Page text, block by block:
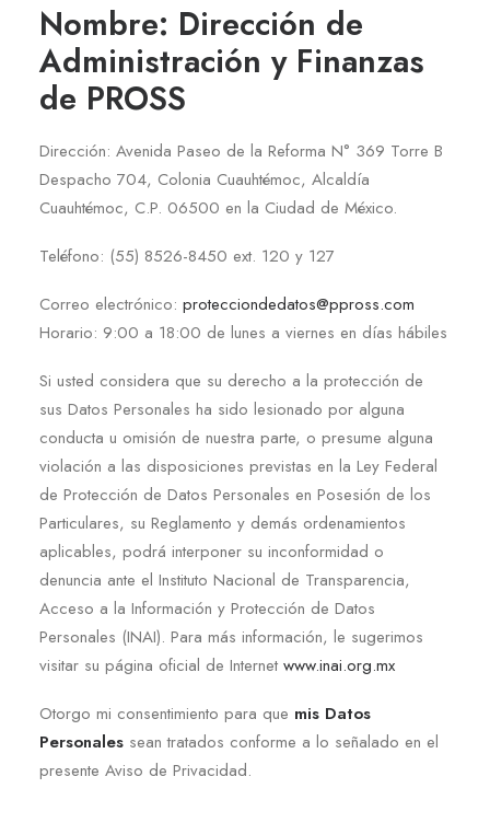
Nombre: Dirección de
Administración y Finanzas
de PROSS
Dirección: Avenida Paseo de la Reforma N° 369 Torre B
Despacho 704, Colonia Cuauhtémoc, Alcaldía
Cuauhtémoc, C.P. 06500 en la Ciudad de México.
Teléfono: (55) 8526-8450 ext. 120 y 127
Correo electrónico: protecciondedatos@ppross.com
Horario: 9:00 a 18:00 de lunes a viernes en días hábiles
Si usted considera que su derecho a la protección de
sus Datos Personales ha sido lesionado por alguna
conducta u omisión de nuestra parte, o presume alguna
violación a las disposiciones previstas en la Ley Federal
de Protección de Datos Personales en Posesión de los
Particulares, su Reglamento y demás ordenamientos
aplicables, podrá interponer su inconformidad o
denuncia ante el Instituto Nacional de Transparencia,
Acceso a la Información y Protección de Datos
Personales (INAI). Para más información, le sugerimos
visitar su página oficial de Internet www.inai.org.mx
Otorgo mi consentimiento para que mis Datos
Personales sean tratados conforme a lo señalado en el
presente Aviso de Privacidad.